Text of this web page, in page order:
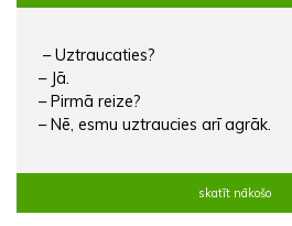
– Uztraucaties?
– Jā.
– Pirmā reize?
– Nē, esmu uztraucies arī agrāk.
skatīt nākošo